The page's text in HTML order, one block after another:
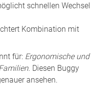
schnellen Wechsel
Kombination mit
für: Ergonomische und
. Diesen Buggy
ansehen.